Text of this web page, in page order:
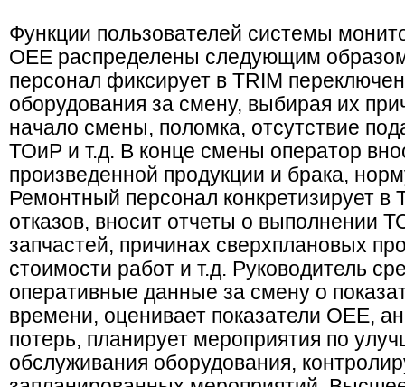
Функции пользователей системы
OEE распределены следующим
персонал фиксирует в TRIM
оборудования за смену, выбирая их
начало смены, поломка, отсутствие
ТОиР и т.д. В конце смены оператор
произведенной продукции и брака,
Ремонтный персонал конкретизирует
отказов, вносит отчеты о выполнении
запчастей, причинах сверхплановых
стоимости работ и т.д. Руководитель
оперативные данные за смену о
времени, оценивает показатели OEE,
потерь, планирует мероприятия по
обслуживания оборудования,